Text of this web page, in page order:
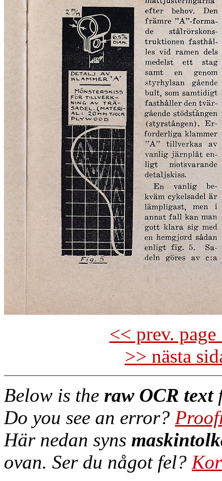
<< prev.
>> nästa
Below is the raw OCR text
Do you see an error?
Här nedan syns
ovan. Ser du något fel?